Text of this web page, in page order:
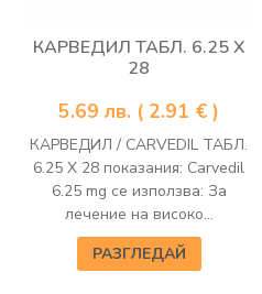
КАРВЕДИЛ ТАБЛ. 6.25 Х
28
5.69 лв. ( 2.91 € )
КАРВЕДИЛ / CARVEDIL ТАБЛ.
6.25 Х 28 показания: Carvedil
6.25 mg се използва: За
лечение на високо...
РАЗГЛЕДАЙ